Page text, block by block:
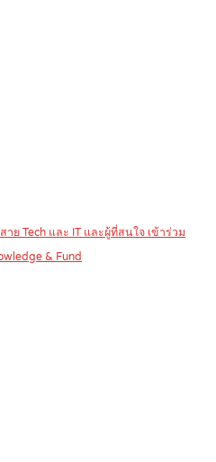
ย Tech และ IT และผู้ที่สนใจ เข้าร่วม
& Fund